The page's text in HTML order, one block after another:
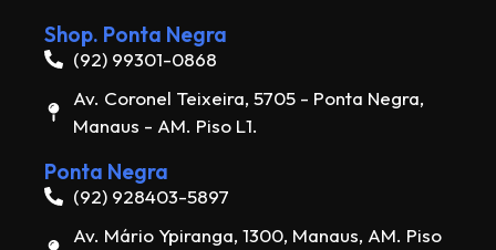
Shop. Ponta Negra
(92) 99301-0868
Av. Coronel Teixeira, 5705 - Ponta Negra,
Manaus - AM. Piso L1.
Ponta Negra
(92) 928403-5897
Av. Mário Ypiranga, 1300, Manaus, AM. Piso